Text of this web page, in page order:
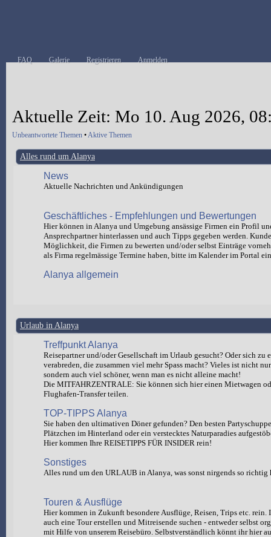
FAQ Galerie Registrieren Anmelden
Aktuelle Zeit: Mo 10. Aug 2026,
Unbeantwortete Themen •Aktive Themen
Alles rund um Alanya
News
Aktuelle Nachrichten und Ankündigungen
Geschäftliches - Empfehlungen und Bewertungen
Hier können in Alanya und Umgebung ansässige Firmen ein Profil
Ansprechpartner hinterlassen und auch Tipps gegeben werden.
Möglichkeit, die Firmen zu bewerten und/oder selbst Einträge
als Firma regelmässige Termine haben, bitte im Kalender im Portal
Alanya allgemein
Urlaub in Alanya
Treffpunkt Alanya
Reisepartner und/oder Gesellschaft im Urlaub gesucht? Oder sich zu
verabreden, die zusammen viel mehr Spass macht? Vieles ist nicht
sondern auch viel schöner, wenn man es nicht alleine macht!
Die MITFAHRZENTRALE: Sie können sich hier einen Mietwagen
Flughafen-Transfer teilen.
TOP-TIPPS Alanya
Sie haben den ultimativen Döner gefunden? Den besten
Plätzchen im Hinterland oder ein verstecktes Naturparadies
Hier kommen Ihre REISETIPPS FÜR INSIDER rein!
Sonstiges
Alles rund um den URLAUB in Alanya, was sonst nirgends so richtig
Touren & Ausflüge
Hier kommen in Zukunft besondere Ausflüge, Reisen, Trips etc. rein.
auch eine Tour erstellen und Mitreisende suchen - entweder selbst
mit Hilfe von unserem Reisebüro. Selbstverständlich könnt ihr hier